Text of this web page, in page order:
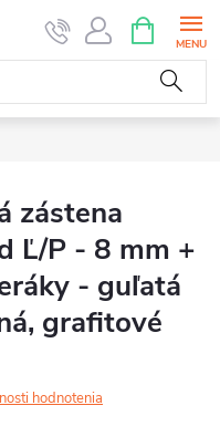
KOŠÍK
zástena
Ľ/P - 8 mm +
- guľatá
grafitové
hodnotenia